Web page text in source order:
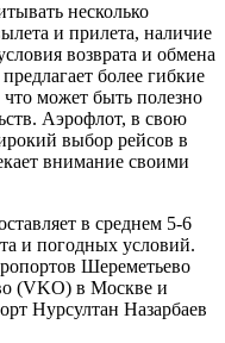
несколько
и прилета, наличие
возврата и обмена
более гибкие
может быть полезно
Аэрофлот, в свою
выбор рейсов в
внимание своими
в среднем 5-6
и погодных условий.
Шереметьево
(VKO) в Москве и
Нурсултан Назарбаев